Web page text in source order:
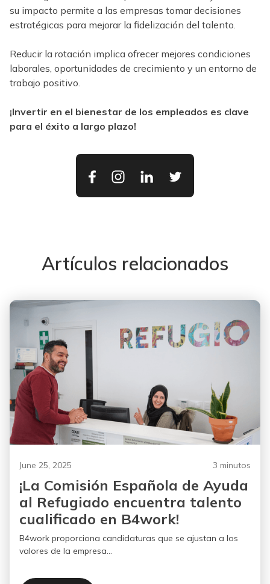
su impacto permite a las empresas tomar decisiones
estratégicas para mejorar la fidelización del talento.
Reducir la rotación implica ofrecer mejores condiciones
laborales, oportunidades de crecimiento y un entorno de
trabajo positivo.
¡Invertir en el bienestar de los empleados es clave
para el éxito a largo plazo!
Artículos relacionados
June 25, 2025 3 minutos
¡La Comisión Española de Ayuda
al Refugiado encuentra talento
cualificado en B4work!
B4work proporciona candidaturas que se ajustan a los
valores de la empresa...